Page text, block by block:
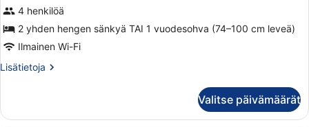
4 henkilöä
2 yhden hengen sänkyä TAI 1 vuodesohva (74–100 cm leveä)
Ilmainen Wi-Fi
Lisätietoja
Lisätietoja
Valitse päivämäärät